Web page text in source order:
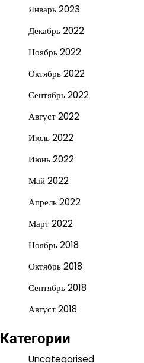
Январь 2023
Декабрь 2022
Ноябрь 2022
Октябрь 2022
Сентябрь 2022
Август 2022
Июль 2022
Июнь 2022
Май 2022
Апрель 2022
Март 2022
Ноябрь 2018
Октябрь 2018
Сентябрь 2018
Август 2018
Категории
Uncategorised